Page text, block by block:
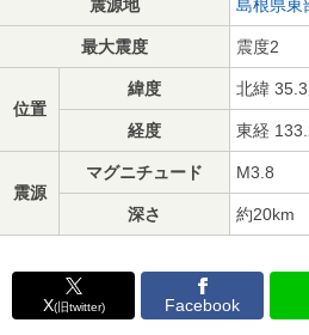
震源地 島根県東
最大震度 震度2
位置
緯度 北緯
経度 東経
震源
マグニチュード M3.8
深さ 約20km
X(旧twitter) Facebook